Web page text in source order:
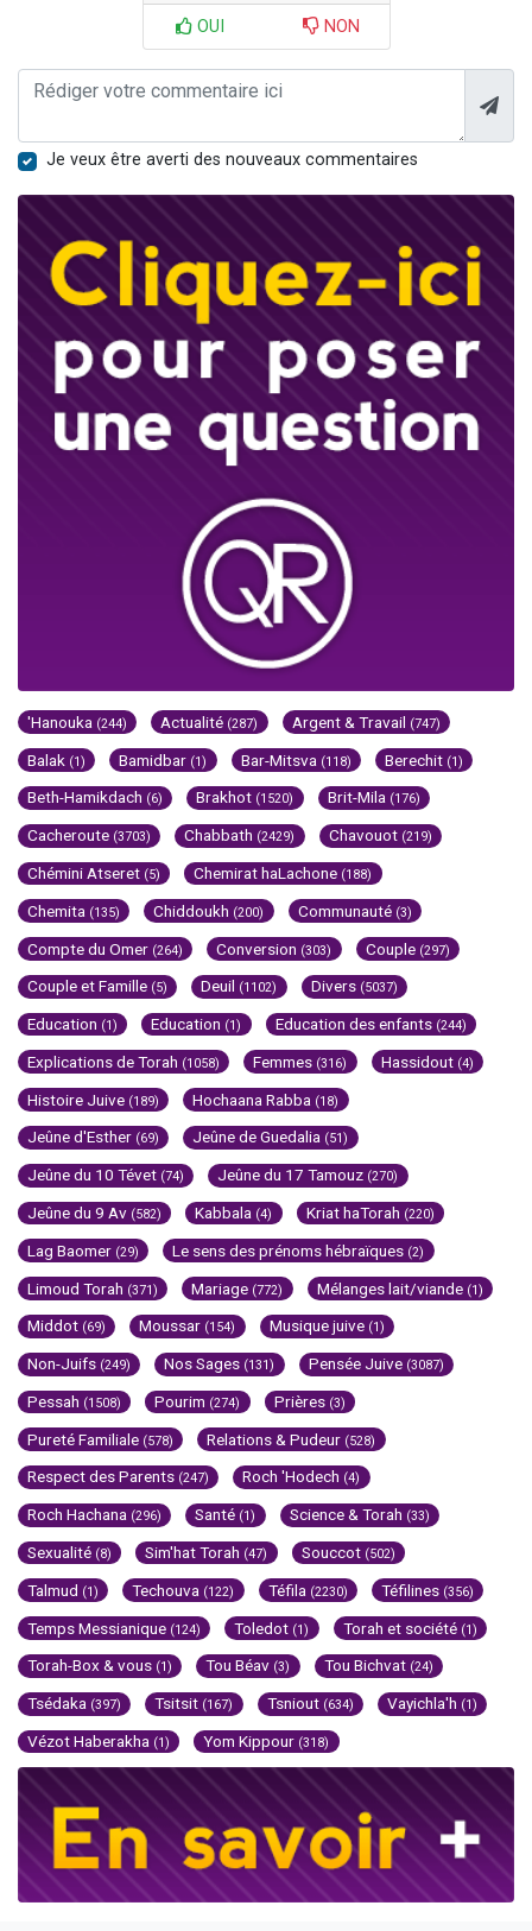
OUI NON
Je veux être averti des nouveaux commentaires
'Hanouka (244) Actualité (287) Argent & Travail (747)
Balak (1) Bamidbar (1) Bar-Mitsva (118) Berechit (1)
Beth-Hamikdach (6) Brakhot (1520) Brit-Mila (176)
Cacheroute (3703) Chabbath (2429) Chavouot (219)
Chémini Atseret (5) Chemirat haLachone (188)
Chemita (135) Chiddoukh (200) Communauté (3)
Compte du Omer (264) Conversion (303) Couple (297)
Couple et Famille (5) Deuil (1102) Divers (5037)
Education (1) Education (1) Education des enfants (244)
Explications de Torah (1058) Femmes (316) Hassidout (4)
Histoire Juive (189) Hochaana Rabba (18)
Jeûne d'Esther (69) Jeûne de Guedalia (51)
Jeûne du 10 Tévet (74) Jeûne du 17 Tamouz (270)
Jeûne du 9 Av (582) Kabbala (4) Kriat haTorah (220)
Lag Baomer (29) Le sens des prénoms hébraïques (2)
Limoud Torah (371) Mariage (772) Mélanges lait/viande (1)
Middot (69) Moussar (154) Musique juive (1)
Non-Juifs (249) Nos Sages (131) Pensée Juive (3087)
Pessah (1508) Pourim (274) Prières (3)
Pureté Familiale (578) Relations & Pudeur (528)
Respect des Parents (247) Roch 'Hodech (4)
Roch Hachana (296) Santé (1) Science & Torah (33)
Sexualité (8) Sim'hat Torah (47) Souccot (502)
Talmud (1) Techouva (122) Téfila (2230) Téfilines (356)
Temps Messianique (124) Toledot (1) Torah et société (1)
Torah-Box & vous (1) Tou Béav (3) Tou Bichvat (24)
Tsédaka (397) Tsitsit (167) Tsniout (634) Vayichla'h (1)
Vézot Haberakha (1) Yom Kippour (318)